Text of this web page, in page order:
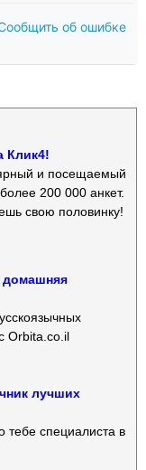
об ошибке
Клик4!
и посещаемый
200 000 анкет.
свою половинку!
домашняя
Orbita.co.il
лучших
тебе специалиста в